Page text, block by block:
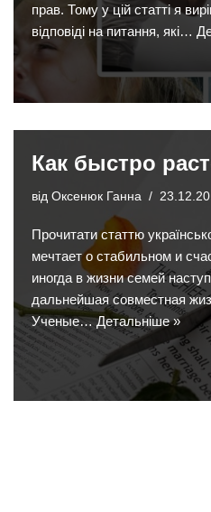
прав. Тому у цій статті я
відповіді на питання, які…
Как быстро
від Оксенюк Ганна
Прочитати статтю
мечтает о стабильном и
иногда в жизни семей
дальнейшая совместная
Ученые…Детальніше »